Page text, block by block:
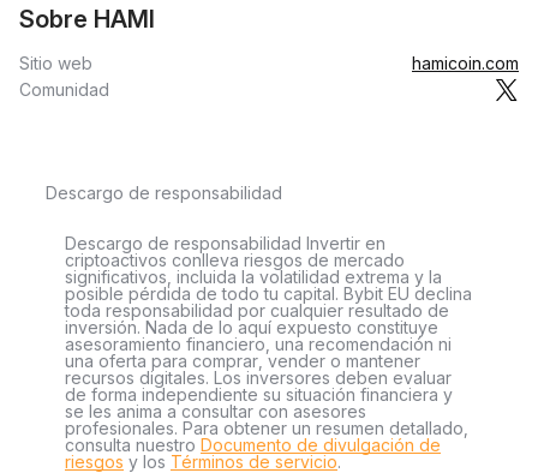
Sobre HAMI
Sitio web
hamicoin.com
Comunidad
Descargo de responsabilidad
Descargo de responsabilidad Invertir en
criptoactivos conlleva riesgos de mercado
significativos, incluida la volatilidad extrema y la
posible pérdida de todo tu capital. Bybit EU declina
toda responsabilidad por cualquier resultado de
inversión. Nada de lo aquí expuesto constituye
asesoramiento financiero, una recomendación ni
una oferta para comprar, vender o mantener
recursos digitales. Los inversores deben evaluar
de forma independiente su situación financiera y
se les anima a consultar con asesores
profesionales. Para obtener un resumen detallado,
consulta nuestro Documento de divulgación de
riesgos y los Términos de servicio.